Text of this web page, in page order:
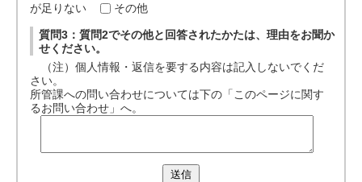
が足りない
その他
質問3：質問2でその他と回答されたかたは、理由をお聞か
せください。
（注）個人情報・返信を要する内容は記入しないでくだ
さい。
所管課への問い合わせについては下の「このページに関す
るお問い合わせ」へ。
送信